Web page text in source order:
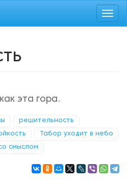
эта гора.
решительность
Табор уходит в небо
смыслом